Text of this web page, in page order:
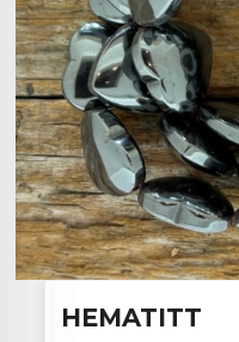
HEMATITT